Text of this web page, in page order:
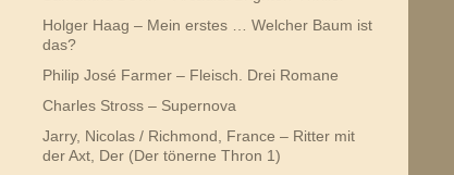
Holger Haag – Mein erstes … Welcher Baum ist
das?
Philip José Farmer – Fleisch. Drei Romane
Charles Stross – Supernova
Jarry, Nicolas / Richmond, France – Ritter mit
der Axt, Der (Der tönerne Thron 1)